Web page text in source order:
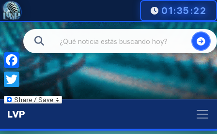
01:35:24
LVP
Facebook
Twitter